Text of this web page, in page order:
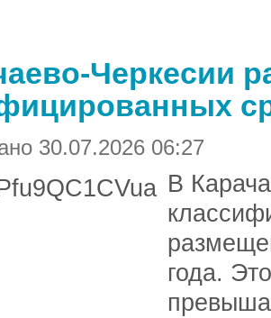
Черкесии
30.07.2026 06:27
В
года.